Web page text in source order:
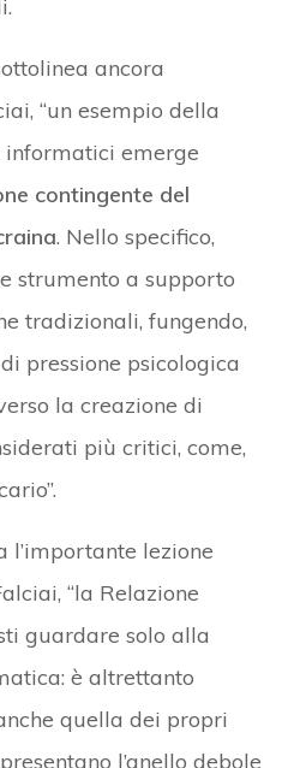
ancora
“un esempio della
emerge
contingente del
. Nello specifico,
strumento a supporto
tradizionali, fungendo,
pressione psicologica
la creazione di
più critici, come,
l’importante lezione
“la Relazione
guardare solo alla
è altrettanto
quella dei propri
l’anello debole